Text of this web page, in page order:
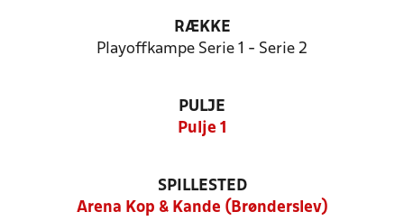
RÆKKE
Playoffkampe Serie 1 - Serie 2
PULJE
Pulje 1
SPILLESTED
Arena Kop & Kande (Brønderslev)